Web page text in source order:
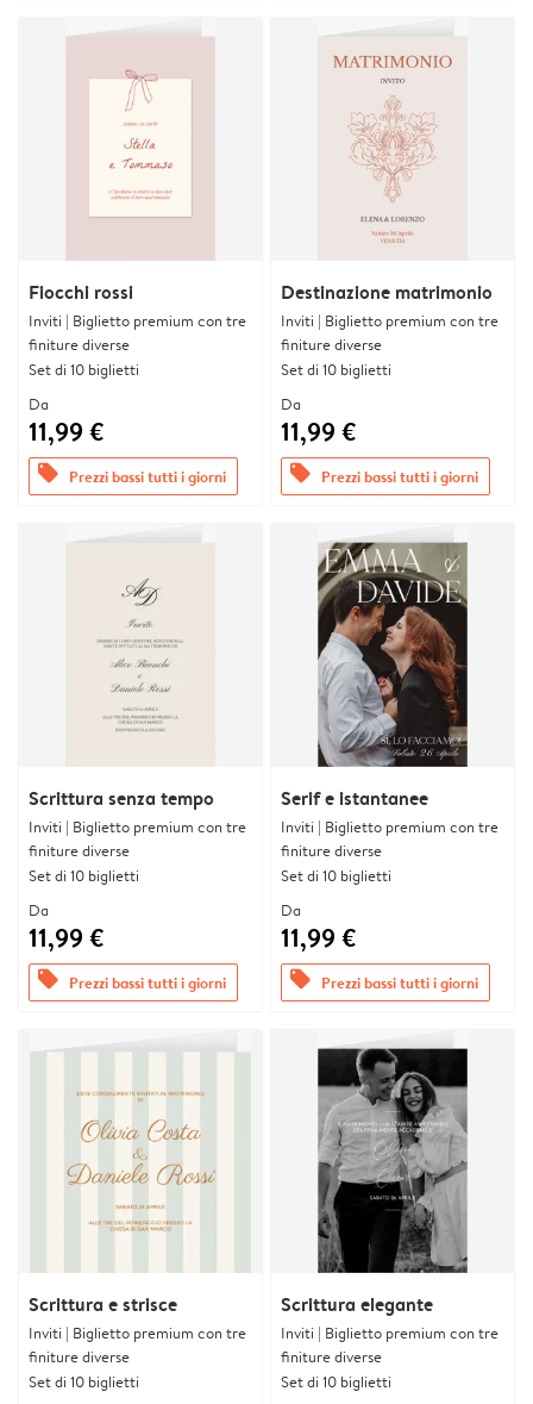
Fiocchi rossi
Inviti | Biglietto premium con tre
finiture diverse
Set di 10 biglietti
Da
11,99 €
offers Prezzi bassi tutti i giorni
Destinazione matrimonio
Inviti | Biglietto premium con tre
finiture diverse
Set di 10 biglietti
Da
11,99 €
offers Prezzi bassi tutti i giorni
Scrittura senza tempo
Inviti | Biglietto premium con tre
finiture diverse
Set di 10 biglietti
Da
11,99 €
offers Prezzi bassi tutti i giorni
Serif e istantanee
Inviti | Biglietto premium con tre
finiture diverse
Set di 10 biglietti
Da
11,99 €
offers Prezzi bassi tutti i giorni
Scrittura e strisce
Inviti | Biglietto premium con tre
finiture diverse
Set di 10 biglietti
Scrittura elegante
Inviti | Biglietto premium con tre
finiture diverse
Set di 10 biglietti